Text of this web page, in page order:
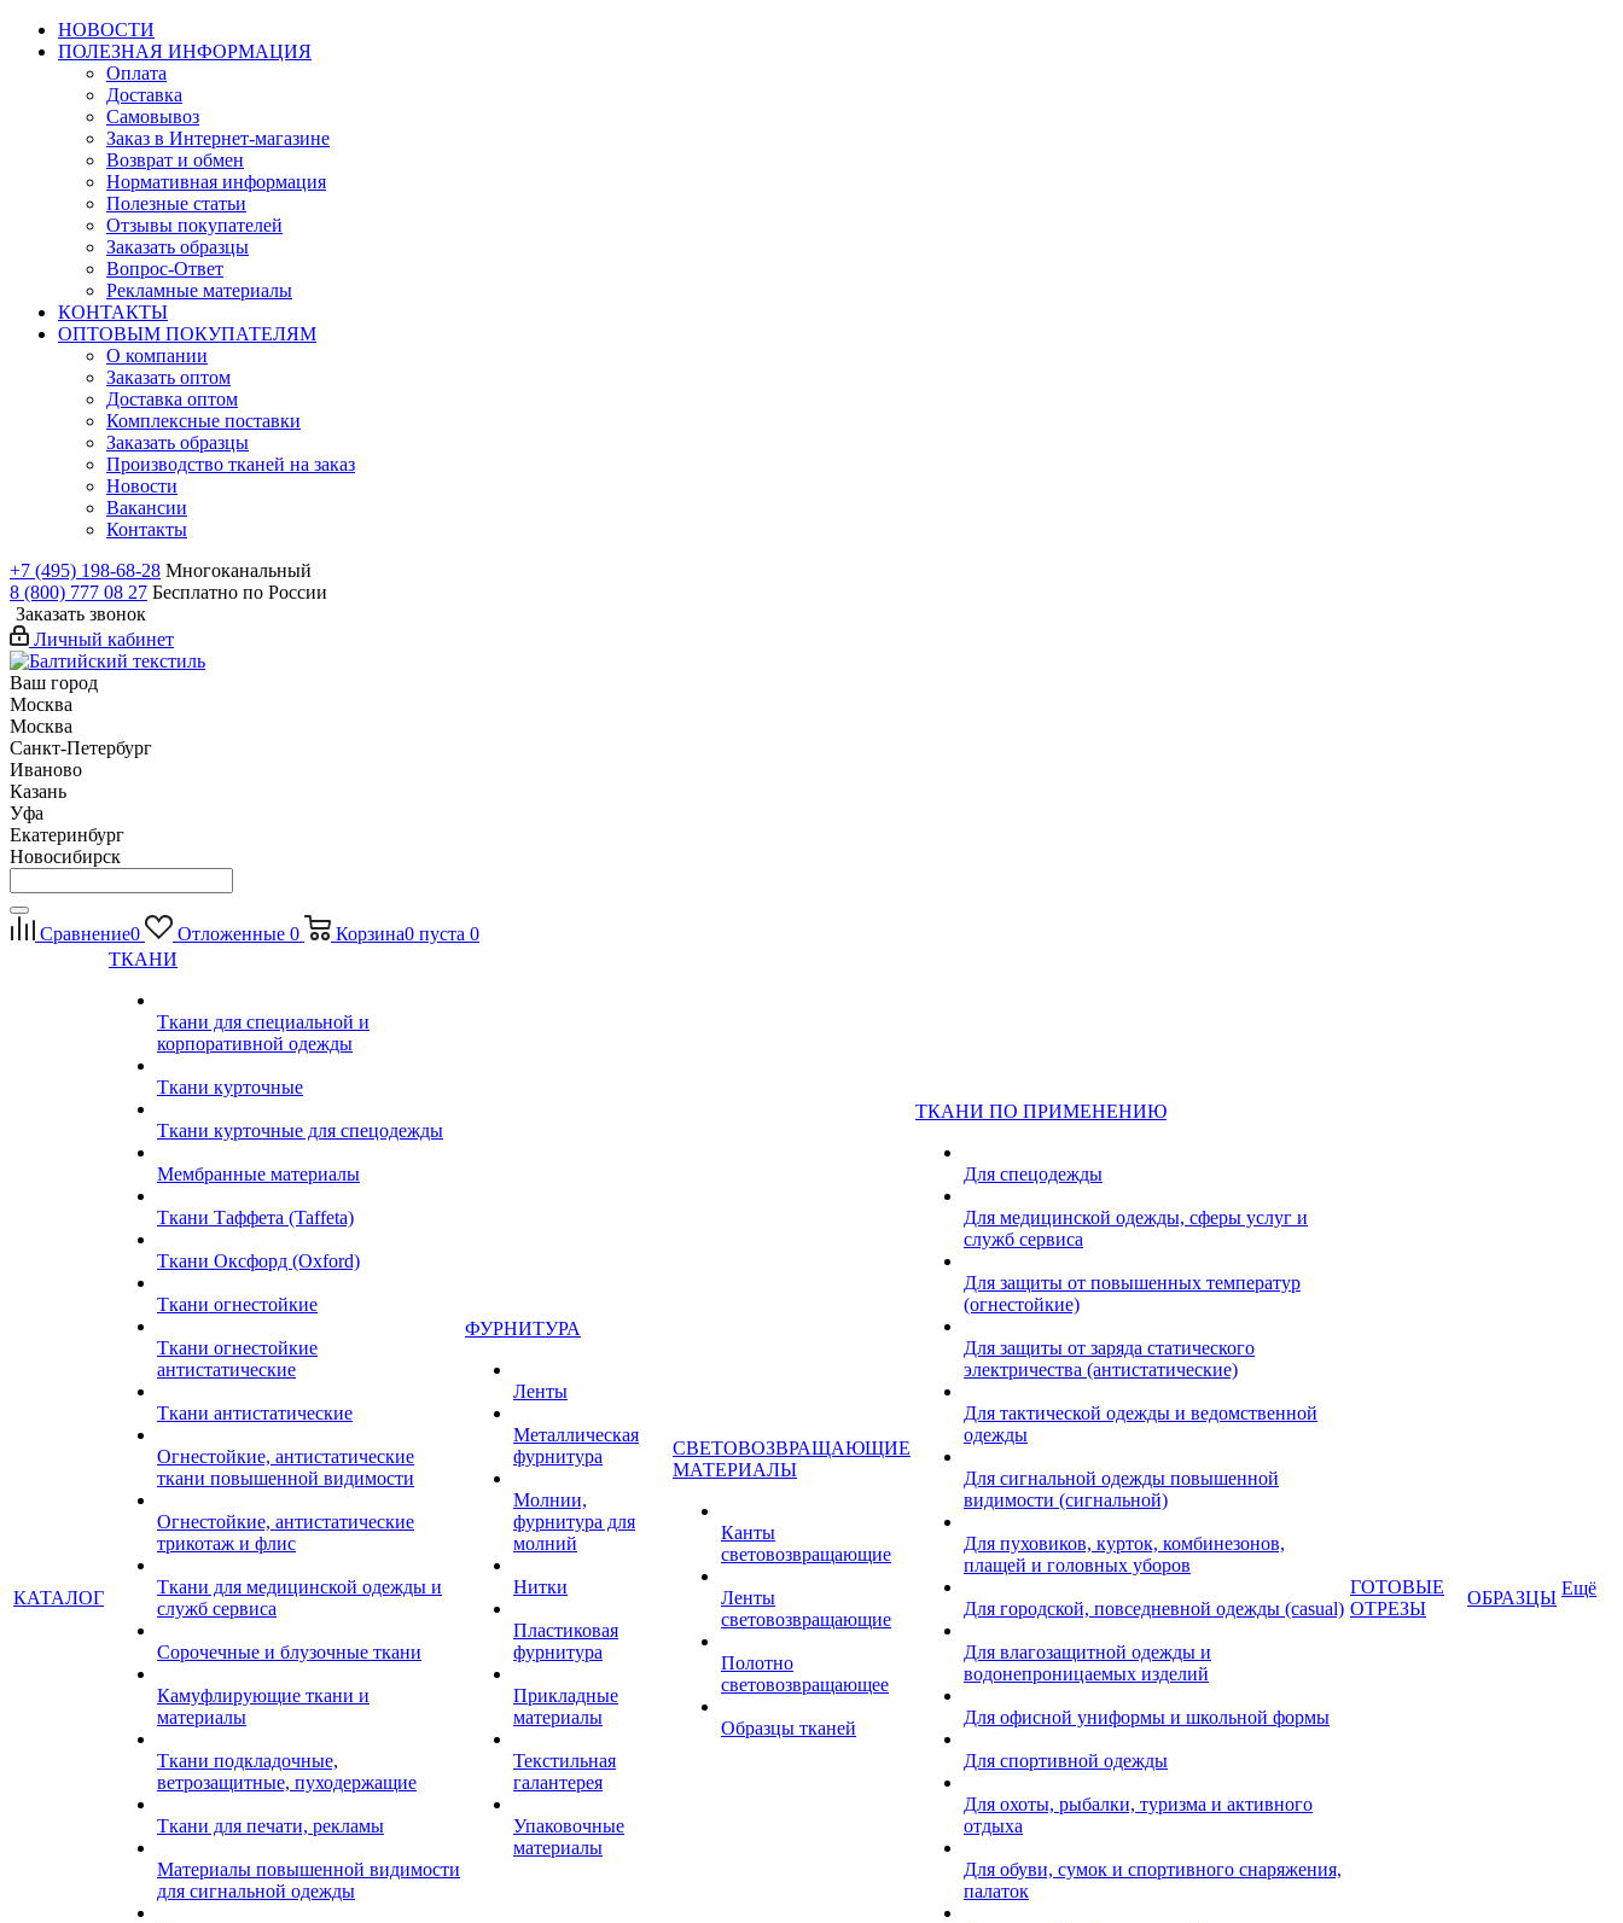
НОВОСТИ
ПОЛЕЗНАЯ ИНФОРМАЦИЯ
Оплата
Доставка
Самовывоз
Заказ в Интернет-магазине
Возврат и обмен
Нормативная информация
Полезные статьи
Отзывы покупателей
Заказать образцы
Вопрос-Ответ
Рекламные материалы
КОНТАКТЫ
ОПТОВЫМ ПОКУПАТЕЛЯМ
О компании
Заказать оптом
Доставка оптом
Комплексные поставки
Заказать образцы
Производство тканей на заказ
Новости
Вакансии
Контакты
+7 (495) 198-68-28 Многоканальный
8 (800) 777 08 27 Бесплатно по России
Заказать звонок
Личный кабинет
Ваш город
Москва
Москва
Санкт-Петербург
Иваново
Казань
Уфа
Екатеринбург
Новосибирск
Сравнение0 Отложенные 0 Корзина0 пуста 0
КАТАЛОГ
ТКАНИ
Ткани для специальной и
корпоративной одежды
Ткани курточные
Ткани курточные для спецодежды
Мембранные материалы
Ткани Таффета (Taffeta)
Ткани Оксфорд (Oxford)
Ткани огнестойкие
Ткани огнестойкие
антистатические
Ткани антистатические
Огнестойкие, антистатические
ткани повышенной видимости
Огнестойкие, антистатические
трикотаж и флис
Ткани для медицинской одежды и
служб сервиса
Сорочечные и блузочные ткани
Камуфлирующие ткани и
материалы
Ткани подкладочные,
ветрозащитные, пуходержащие
Ткани для печати, рекламы
Материалы повышенной видимости
для сигнальной одежды
ФУРНИТУРА
Ленты
Металлическая
фурнитура
Молнии,
фурнитура для
молний
Нитки
Пластиковая
фурнитура
Прикладные
материалы
Текстильная
галантерея
Упаковочные
материалы
СВЕТОВОЗВРАЩАЮЩИЕ
МАТЕРИАЛЫ
Канты
световозвращающие
Ленты
световозвращающие
Полотно
световозвращающее
Образцы тканей
ТКАНИ ПО ПРИМЕНЕНИЮ
Для спецодежды
Для медицинской одежды, сферы услуг и
служб сервиса
Для защиты от повышенных температур
(огнестойкие)
Для защиты от заряда статического
электричества (антистатические)
Для тактической одежды и ведомственной
одежды
Для сигнальной одежды повышенной
видимости (сигнальной)
Для пуховиков, курток, комбинезонов,
плащей и головных уборов
Для городской, повседневной одежды (casual)
Для влагозащитной одежды и
водонепроницаемых изделий
Для офисной униформы и школьной формы
Для спортивной одежды
Для охоты, рыбалки, туризма и активного
отдыха
Для обуви, сумок и спортивного снаряжения,
палаток
ГОТОВЫЕ
ОТРЕЗЫ
ОБРАЗЦЫ Ещё